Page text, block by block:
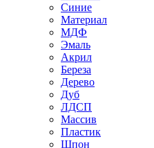
Синие
Материал
МДФ
Эмаль
Акрил
Береза
Дерево
Дуб
ЛДСП
Массив
Пластик
Шпон